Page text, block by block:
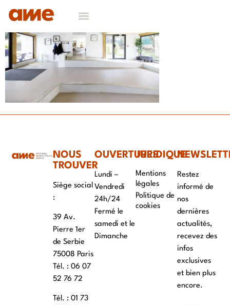
NOUS
TROUVER
Siège social
:
39 Av.
Pierre 1er
de Serbie
75008 Paris
Tél. : ‭06 07
52 76 72
Tél. : 01 73
OUVERTURES
Lundi –
Vendredi
24h/24
Fermé le
samedi et le
Dimanche
JURIDIQUE
Mentions
légales
Politique de
cookies
Restez
informé de
nos
dernières
actualités,
recevez des
infos
exclusives
et bien plus
encore.